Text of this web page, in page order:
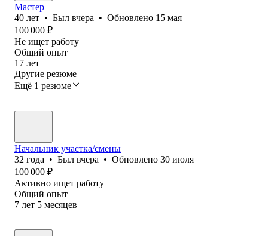
Мастер
40 лет • Был вчера • Обновлено 15 мая
100 000 ₽
Не ищет работу
Общий опыт
17 лет
Другие резюме
Ещё 1 резюме
Начальник участка/смены
32 года • Был вчера • Обновлено 30 июля
100 000 ₽
Активно ищет работу
Общий опыт
7 лет 5 месяцев